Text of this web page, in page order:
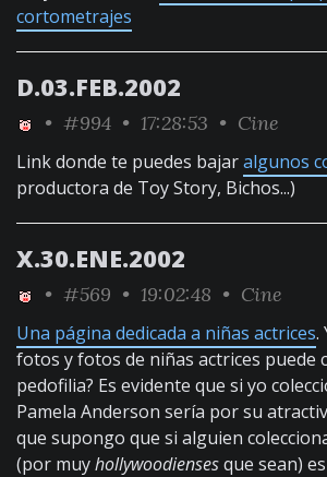
cortometrajes
D.03.FEB.2002
• #994 • 17:28:53 • Cine
Link donde te puedes bajaralgunos
productora de Toy Story, Bichos...)
X.30.ENE.2002
• #569 • 19:02:48 • Cine
Una página dedicada a niñas actrices.
fotos y fotos de niñas actrices puede
pedofilia? Es evidente que si yo
Pamela Anderson sería por su
que supongo que si alguien
(por muyhollywoodiensesque sean)